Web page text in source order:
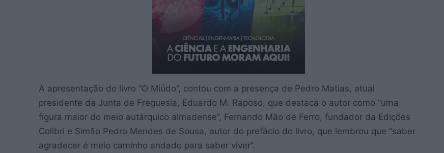
A apresentação do livro “O Miúdo”, contou com a presença de Pedro Matias, atual
presidente da Junta de Freguesia, Eduardo M. Raposo, que destaca o autor como “uma
figura maior do meio autárquico almadense”, Fernando Mão de Ferro, fundador da Edições
Colibri e Simão Pedro Mendes de Sousa, autor do prefácio do livro, que lembrou que “saber
agradecer é meio caminho andado para saber viver”.